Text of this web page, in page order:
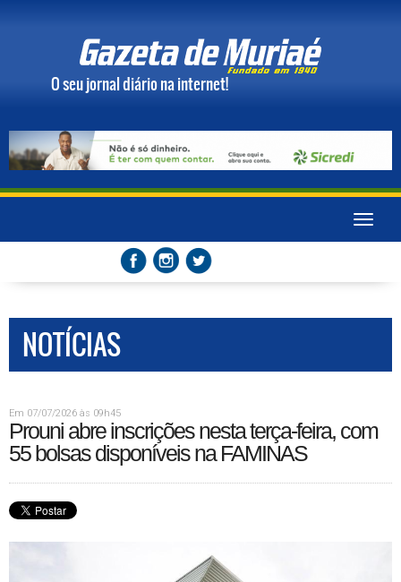
O seu jornal diário na internet!
Toggle
NOTÍCIAS
Em 07/07/2026 às 09h45
Prouni abre inscrições nesta terça-feira, com
55 bolsas disponíveis na FAMINAS